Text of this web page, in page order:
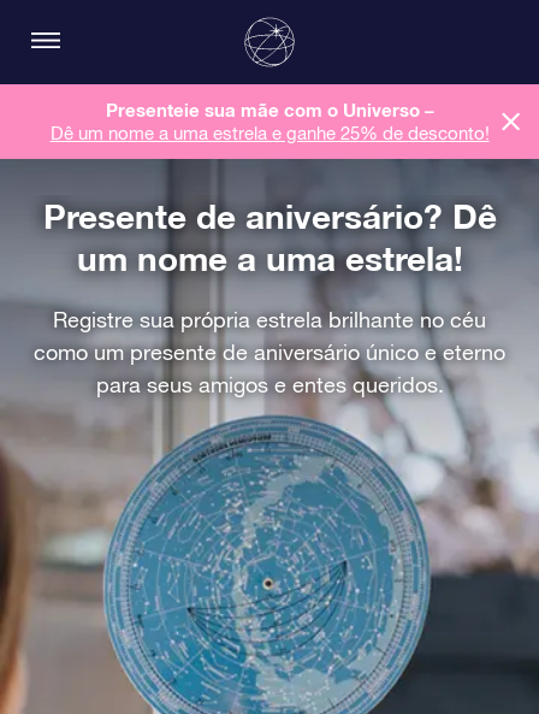
Presenteie sua mãe com o Universo –
Dê um nome a uma estrela e ganhe 25% de desconto!
Presente de aniversário? Dê
um nome a uma estrela!
Registre sua própria estrela brilhante no céu
como um presente de aniversário único e eterno
para seus amigos e entes queridos.